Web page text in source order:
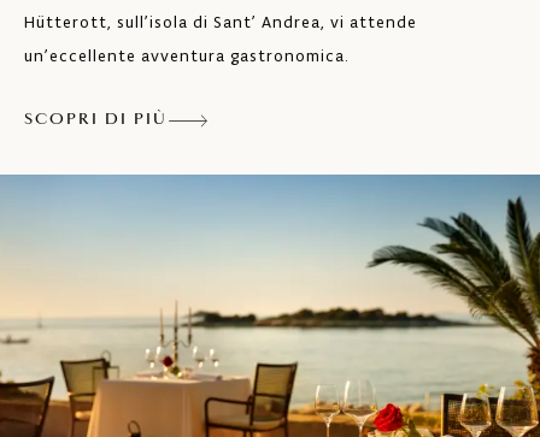
Hütterott, sull’isola di Sant’ Andrea, vi attende
un’eccellente avventura gastronomica.
SCOPRI DI PIÙ